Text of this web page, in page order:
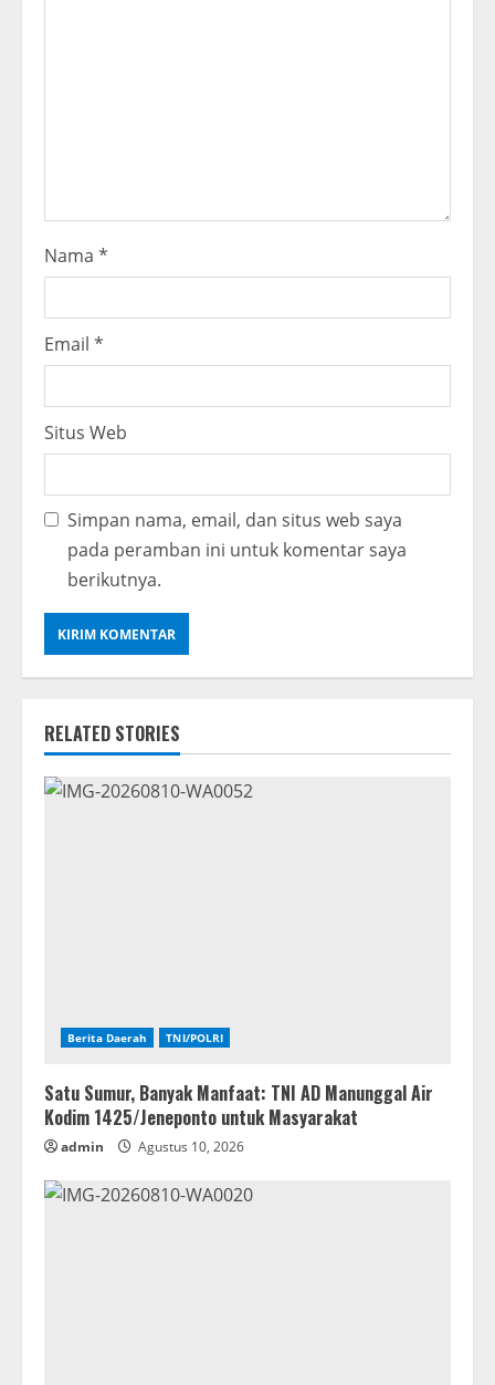
Nama *
Email *
Situs Web
Simpan nama, email, dan situs web saya
pada peramban ini untuk komentar saya
berikutnya.
RELATED STORIES
Berita Daerah TNI/POLRI
Satu Sumur, Banyak Manfaat: TNI AD Manunggal Air
Kodim 1425/Jeneponto untuk Masyarakat
admin Agustus 10, 2026